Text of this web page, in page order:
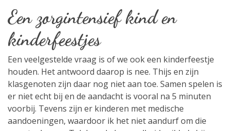
Een zorgintensief kind en
kinderfeestjes
Een veelgestelde vraag is of we ook een kinderfeestje
houden. Het antwoord daarop is nee. Thijs en zijn
klasgenoten zijn daar nog niet aan toe. Samen spelen is
er niet echt bij en de aandacht is vooral na 5 minuten
voorbij. Tevens zijn er kinderen met medische
aandoeningen, waardoor ik het niet aandurf om die